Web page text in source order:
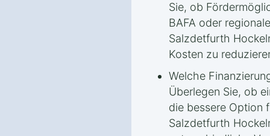
Sie, ob
BAFA oder
Salzdetfurth
Kosten zu
Welche
Überlegen Sie, ob
die bessere Option
Salzdetfurth